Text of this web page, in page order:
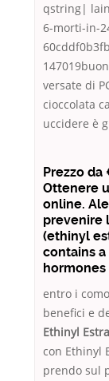
qstring|
6-morti-in-
versate di
cioccolata
uccidere è
Prezzo
Ottenere
online.
prevenire
(ethinyl
contains
entro i
benefici e
Ethinyl
con Ethinyl
prendo sul